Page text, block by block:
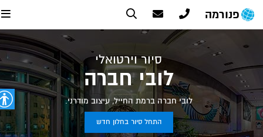
פנורמה
סיור וירטואלי
לובי חברה
לובי חברה ברמת החייל, עיצוב מודרני.
התחל סיור בחלון חדש